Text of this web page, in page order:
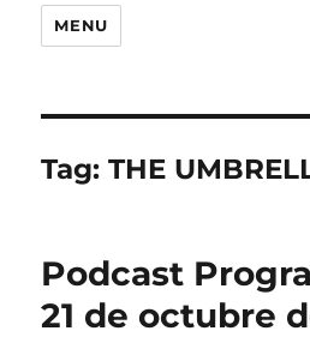
MENU
Tag:THE
Podcast
21 de octubre